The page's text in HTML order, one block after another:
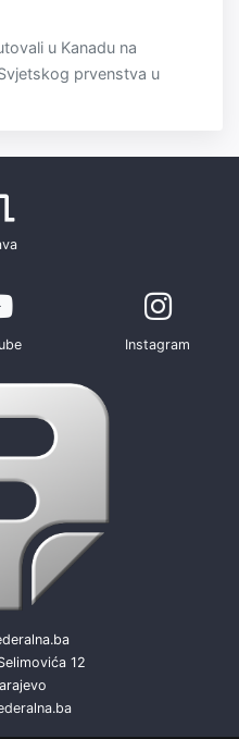
u Kanadu na
prvenstva u
Instagram
12